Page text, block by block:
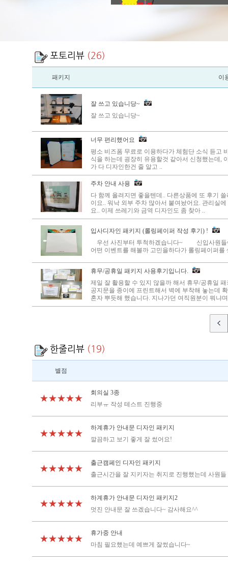
포토리뷰 (26)
패키지 이
잘 쓰고 있습니당~
잘 쓰고 있습니당~
너무 편리했어요
평소 비즈폼 무료로 이용하다가 체험단 소식 듣고
식을 하는데 굉장히 유용할것 같아서 신청했는데,
가 다 디자인한건 줄 알고 ..
주차 안내 사용
다 함께 올려지면 좋을텐데.. 다른상품에 또 후기
이요.. 워낙 외부 주차 많아서 붙여놨어요. 관리실
요.. 이제 쓰레기와 금역 디자인도 좀 찾아 ..
입사디자인 패키지 (롤링페이퍼 작성 후기) !
우선 사진부터 투척하겠습니다~ 신입사원들
어떤 이벤트를 해볼까 고민을하다가 롤링페이퍼
휴무/공휴일 패키지 사용후기입니다.
제일 잘 활용할 수 있지 않을까 해서 휴무/공휴일
공지문을 종이에 프린트해서 벽에 부착해 놓는데
혼자 뿌듯해 했습니다. 지나가던 여직원분이 뭐냐
한줄리뷰 (19)
별점
★★★★★
회의실 3종
리부ㅠ 작성 테스트 진행중
★★★★★
하계휴가 안내문 디자인 패키지
깔끔하고 보기 좋게 잘 썼어요!
★★★★★
출근캠페인 디자인 패키지
출근시간을 잘 지키자는 취지로 진행했는데 사원
★★★★★
하계휴가 안내문 디자인 패키지2
멋진 안내문 잘 쓰겠습니다~ 감사해요^^
★★★★★
휴가중 안내
마침 필요했는데 예쁘게 잘썼습니다~